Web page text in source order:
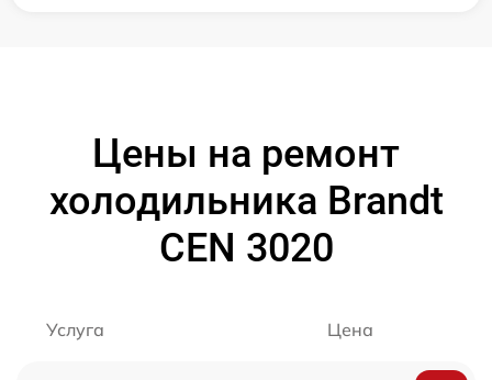
Цены на ремонт
холодильника Brandt
CEN 3020
Услуга Цена